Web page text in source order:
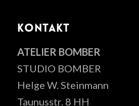
KONTAKT
ATELIER BOMBER
STUDIO BOMBER
Helge W. Steinmann
Taunusstr. 8 HH